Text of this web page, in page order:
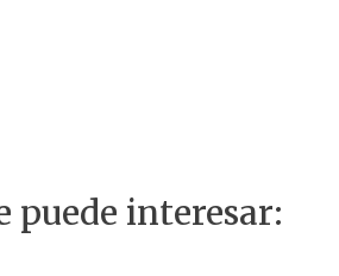
puede interesar: